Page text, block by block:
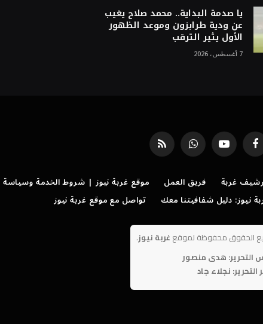
يا صدمة البداية.. محمد صلاح يغيب
عن ودية طرابزون وموعد الظهور
الأول يثير الترقب
7 أغسطس، 2026
فيسبوك يوتيوب واتساب RSS
غربة فريق العمل
موقع غربة نيوز | شروط الخدمة وسياسة
نيوز: دليل شفافيتنا معك
تواصل مع موقع غربة نيوز
الحقوق محفوظة لموقع غربة نيوز.
التحرير: هدى منصور
التحرير: نجلاء جاد